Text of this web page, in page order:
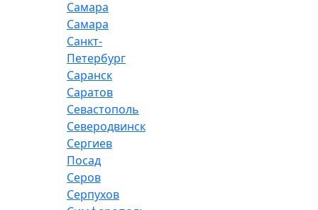
Самара
Самара
Санкт-
Петербург
Саранск
Саратов
Севастополь
Северодвинск
Сергиев
Посад
Серов
Серпухов